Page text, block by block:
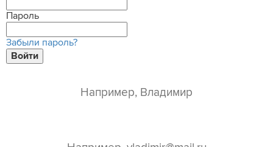
Пароль
Забыли пароль?
Войти